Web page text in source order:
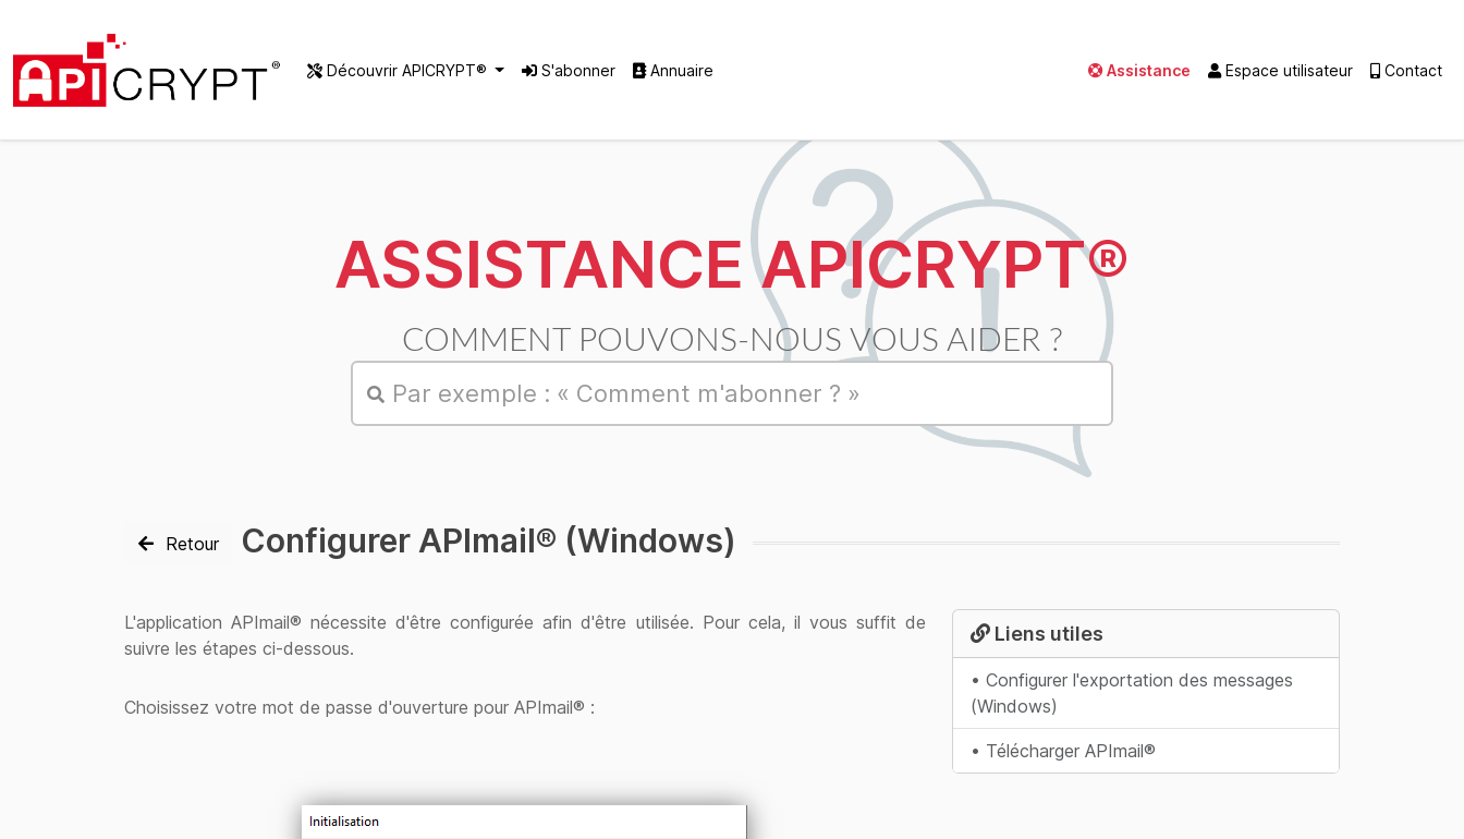
Découvrir APICRYPT® S'abonner Annuaire Assistance Espace utilisateur Contact
ASSISTANCE APICRYPT®
COMMENT POUVONS-NOUS VOUS AIDER ?
Retour Configurer APImail® (Windows)
L'application APImail® nécessite d'être configurée afin d'être utilisée. Pour cela, il vous suffit de
suivre les étapes ci-dessous.
Choisissez votre mot de passe d'ouverture pour APImail® :
Liens utiles
• Configurer l'exportation des messages
(Windows)
• Télécharger APImail®